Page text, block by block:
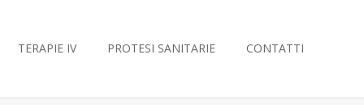
TERAPIE IV PROTESI SANITARIE CONTATTI